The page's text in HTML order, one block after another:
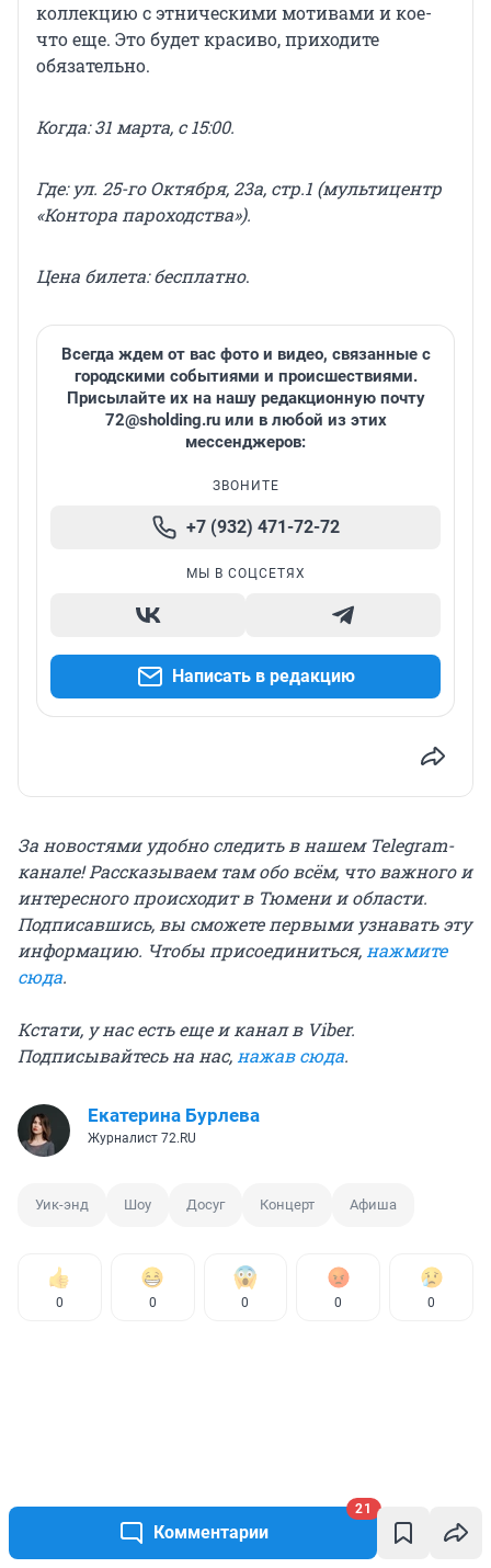
Комментарии
21
коллекцию с этническими мотивами и кое-
что еще. Это будет красиво, приходите
обязательно.
Когда: 31 марта, с 15:00.
Где: ул. 25-го Октября, 23а, стр.1 (мультицентр
«Контора пароходства»).
Цена билета: бесплатно.
Всегда ждем от вас фото и видео, связанные с
городскими событиями и происшествиями.
Присылайте их на нашу редакционную почту
72@sholding.ruили в любой из этих
мессенджеров:
ЗВОНИТЕ
+7 (932) 471-72-72
МЫ В СОЦСЕТЯХ
Написать в редакцию
За новостями удобно следить в нашем Telegram-
канале! Рассказываем там обо всём, что важного и
интересного происходит в Тюмени и области.
Подписавшись, вы сможете первыми узнавать эту
информацию. Чтобы присоединиться,нажмите
сюда.
Кстати, у нас есть еще и канал в Viber.
Подписывайтесь на нас,нажав сюда.
Екатерина Бурлева
Журналист 72.RU
Уик-энд Шоу Досуг Концерт Афиша
0 0 0 0 0